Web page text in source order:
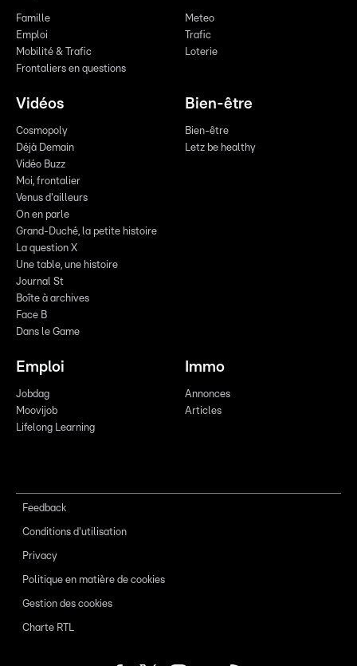
Famille
Emploi
Mobilité & Trafic
Frontaliers en questions
Meteo
Trafic
Loterie
Vidéos
Cosmopoly
Déjà Demain
Vidéo Buzz
Moi, frontalier
Venus d'ailleurs
On en parle
Grand-Duché, la petite histoire
La question X
Une table, une histoire
Journal St
Boîte à archives
Face B
Dans le Game
Bien-être
Bien-être
Letz be healthy
Emploi
Jobdag
Moovijob
Lifelong Learning
Immo
Annonces
Articles
Feedback
Conditions d'utilisation
Privacy
Politique en matière de cookies
Gestion des cookies
Charte RTL